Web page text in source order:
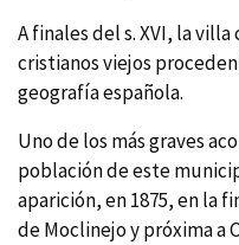
A finales del s. XVI, la
cristianos viejos
geografí­a española.
Uno de los más graves
población de este
aparición, en 1875, en la
de Moclinejo y próxima a